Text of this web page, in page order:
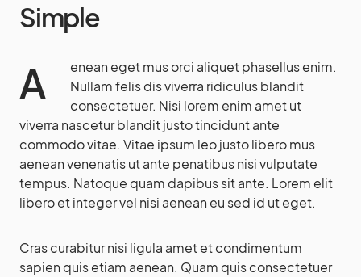
Simple
Aenean eget mus orci aliquet phasellus enim.
Nullam felis dis viverra ridiculus blandit
consectetuer. Nisi lorem enim amet ut
viverra nascetur blandit justo tincidunt ante
commodo vitae. Vitae ipsum leo justo libero mus
aenean venenatis ut ante penatibus nisi vulputate
tempus. Natoque quam dapibus sit ante. Lorem elit
libero et integer vel nisi aenean eu sed id ut eget.
Cras curabitur nisi ligula amet et condimentum
sapien quis etiam aenean. Quam quis consectetuer